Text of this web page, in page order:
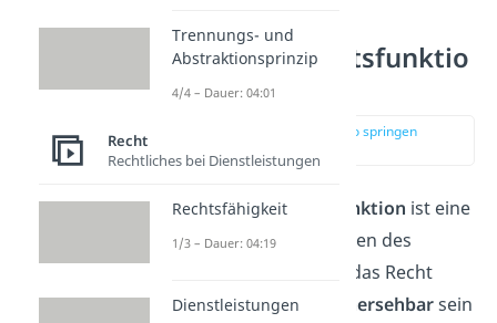
Rechtssicherheitsfunktio
n
zur Stelle im Video springen
DieRechtssicherheitsfunktion ist eine
der wichtigsten Funktionen des
Rechts. Sie besagt, dass das Recht
klar,beständigund vorhersehbarsein
Trennungs- und
Abstraktionsprinzip
4/4 – Dauer: 04:01
Recht
Rechtliches bei Dienstleistungen
Rechtsfähigkeit
1/3 – Dauer: 04:19
Dienstleistungen